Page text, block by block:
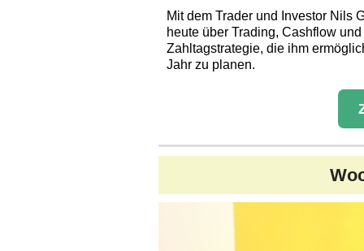
Mit dem Trader und Investor Nils
heute über Trading, Cashflow
Zahltagstrategie, die ihm
Jahr zu planen.